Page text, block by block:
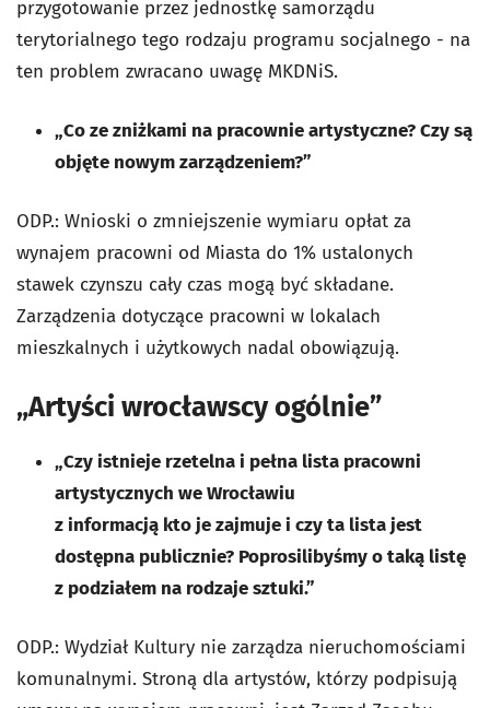
przygotowanie przez jednostkę samorządu
terytorialnego tego rodzaju programu socjalnego - na
ten problem zwracano uwagę MKDNiS.
„Co ze zniżkami na pracownie artystyczne? Czy są
objęte nowym zarządzeniem?”
ODP.: Wnioski o zmniejszenie wymiaru opłat za
wynajem pracowni od Miasta do 1% ustalonych
stawek czynszu cały czas mogą być składane.
Zarządzenia dotyczące pracowni w lokalach
mieszkalnych i użytkowych nadal obowiązują.
„Artyści wrocławscy ogólnie”
„Czy istnieje rzetelna i pełna lista pracowni
artystycznych we Wrocławiu
z informacją kto je zajmuje i czy ta lista jest
dostępna publicznie? Poprosilibyśmy o taką listę
z podziałem na rodzaje sztuki.”
ODP.: Wydział Kultury nie zarządza nieruchomościami
komunalnymi. Stroną dla artystów, którzy podpisują